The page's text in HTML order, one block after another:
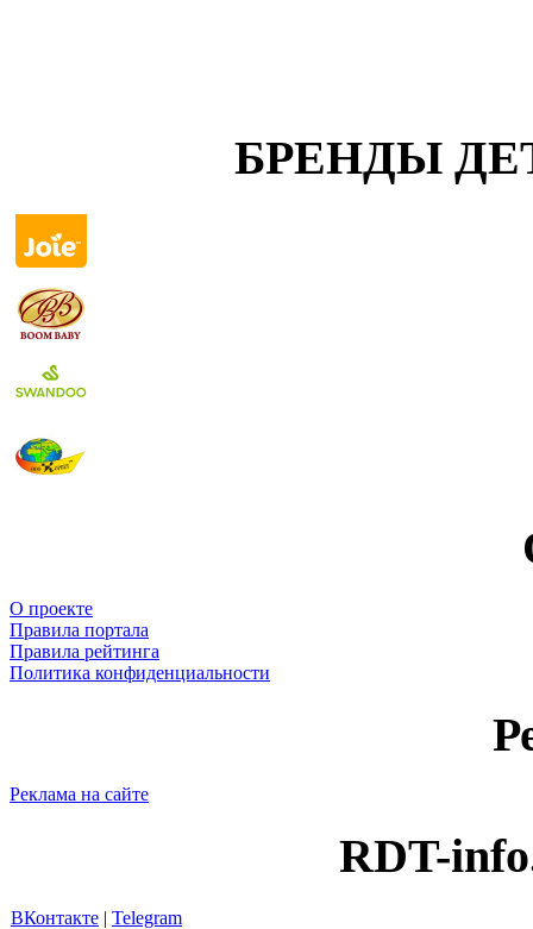
БРЕНДЫ
О проекте
Правила портала
Правила рейтинга
Политика конфиденциальности
Реклама на сайте
RDT-
ВКонтакте | Telegram